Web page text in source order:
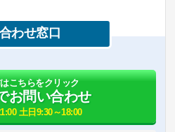
わせ窓口
こちらをクリック
お問い合わせ
土日9:30～18:00